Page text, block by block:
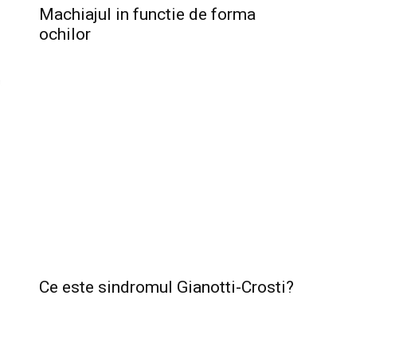
Machiajul in functie de forma
ochilor
Ce este sindromul Gianotti-Crosti?